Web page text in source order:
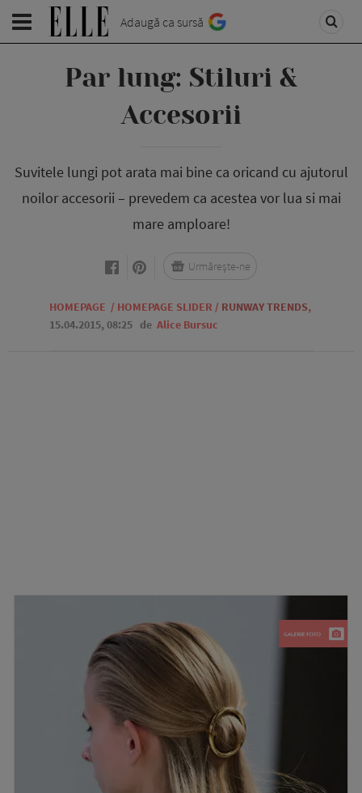
Adaugă ca sursă
Par lung: Stiluri &
Accesorii
Suvitele lungi pot arata mai bine ca oricand cu ajutorul
noilor accesorii – prevedem ca acestea vor lua si mai
mare amploare!
HOMEPAGE / HOMEPAGE SLIDER / RUNWAY TRENDS,
15.04.2015, 08:25 de Alice Bursuc
Urmărește-ne